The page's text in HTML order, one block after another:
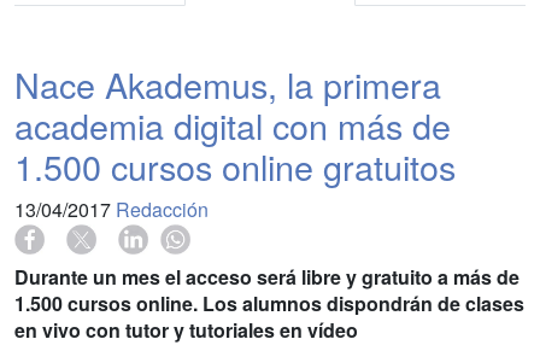
Nace Akademus, la primera
academia digital con más de
1.500 cursos online gratuitos
13/04/2017 Redacción
Durante un mes el acceso será libre y gratuito a más de
1.500 cursos online. Los alumnos dispondrán de clases
en vivo con tutor y tutoriales en vídeo